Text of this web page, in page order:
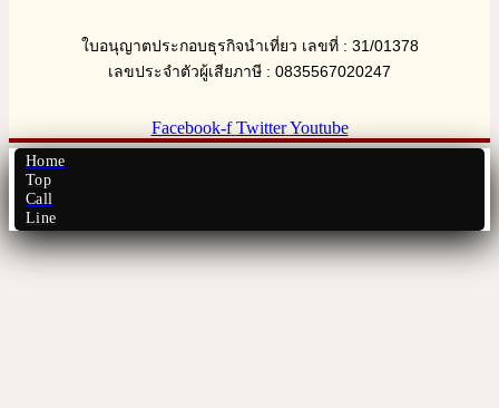
ใบอนุญาตประกอบธุรกิจนำเที่ยว เลขที่ : 31/01378
เลขประจำตัวผู้เสียภาษี : 0835567020247
Facebook-f Twitter Youtube
Home
Top
Call
Line